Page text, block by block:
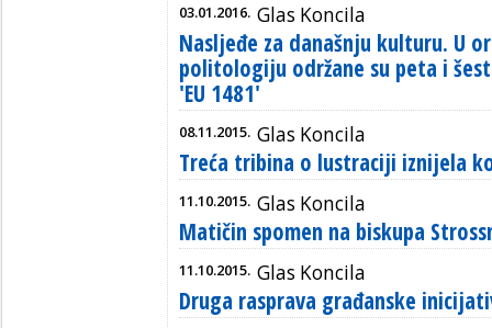
03.01.2016. Glas Koncila
Nasljeđe za današnju kulturu. U
politologiju održane su peta i
'EU 1481'
08.11.2015. Glas Koncila
Treća tribina o lustraciji iznijela
11.10.2015. Glas Koncila
Matičin spomen na biskupa
11.10.2015. Glas Koncila
Druga rasprava građanske